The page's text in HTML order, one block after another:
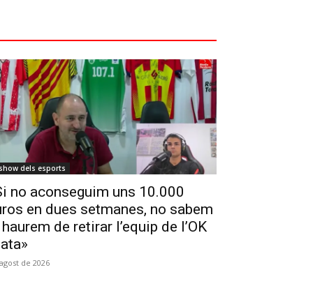
dels esports
no aconseguim uns 10.000
en dues setmanes, no sabem
de retirar l’equip de l’OK
de 2026